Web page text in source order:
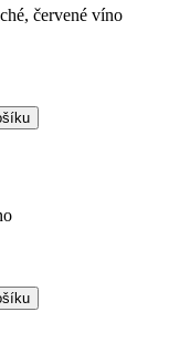
červené víno